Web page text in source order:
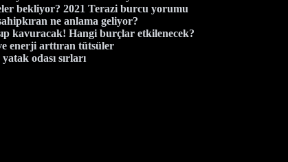
bekliyor? 2021 Terazi burcu yorumu
ne anlama geliyor?
kavuracak! Hangi burçlar etkilenecek?
enerji arttıran tütsüler
odası sırları